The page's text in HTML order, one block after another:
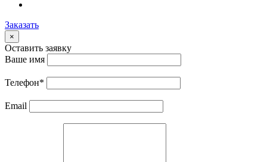
Заказать
×
Оставить заявку
Ваше имя
Телефон*
Email